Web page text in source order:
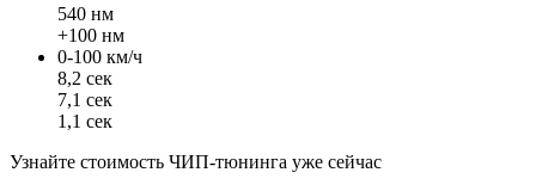
540 нм
+100 нм
0-100 км/ч
8,2 сек
7,1 сек
1,1 сек
Узнайте стоимость ЧИП-тюнинга уже сейчас